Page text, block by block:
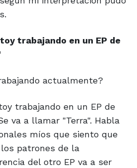
trabajando en un EP de
actualmente?
trabajando en un EP de
va a llamar "Terra". Habla
míos que siento que
patrones de la
del otro EP va a ser